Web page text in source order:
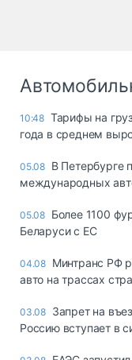
10:48 Тарифы на
года в среднем
05.08 В Петербурге
международных
05.08 Более 1100
Беларуси с ЕС
04.08 Минтранс РФ
авто на трассах
03.08 Запрет на
Россию вступает в